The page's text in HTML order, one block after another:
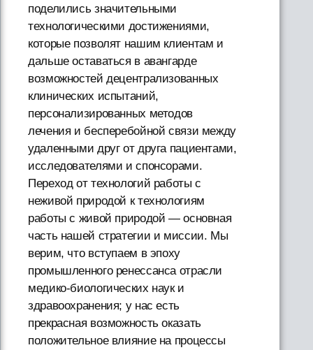
поделились значительными
технологическими достижениями,
которые позволят нашим клиентам и
дальше оставаться в авангарде
возможностей децентрализованных
клинических испытаний,
персонализированных методов
лечения и бесперебойной связи между
удаленными друг от друга пациентами,
исследователями и спонсорами.
Переход от технологий работы с
неживой природой к технологиям
работы с живой природой — основная
часть нашей стратегии и миссии. Мы
верим, что вступаем в эпоху
промышленного ренессанса отрасли
медико-биологических наук и
здравоохранения; у нас есть
прекрасная возможность оказать
положительное влияние на процессы